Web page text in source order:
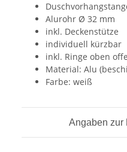
Alurohr Ø 32 mm
inkl. Deckenstütze
individuell kürzbar
inkl. Ringe oben
Material: Alu
Farbe: weiß
Angaben zur